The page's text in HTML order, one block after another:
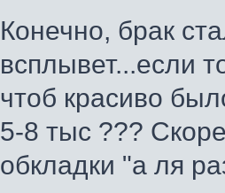
Конечно, брак
всплывет...если
чтоб красиво
5-8 тыс ???
обкладки "а ля